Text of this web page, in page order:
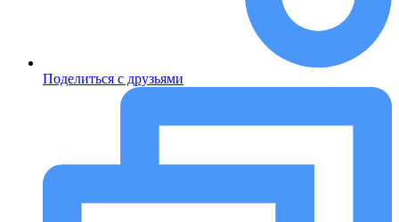
Поделиться с друзьями